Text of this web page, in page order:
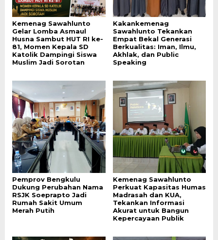
Kemenag Sawahlunto
Gelar Lomba Asmaul
Husna Sambut HUT RI ke-
81, Momen Kepala SD
Katolik Dampingi Siswa
Muslim Jadi Sorotan
Kakankemenag
Sawahlunto Tekankan
Empat Bekal Generasi
Berkualitas: Iman, Ilmu,
Akhlak, dan Public
Speaking
Pemprov Bengkulu
Dukung Perubahan Nama
RSJK Soeprapto Jadi
Rumah Sakit Umum
Merah Putih
Kemenag Sawahlunto
Perkuat Kapasitas Humas
Madrasah dan KUA,
Tekankan Informasi
Akurat untuk Bangun
Kepercayaan Publik